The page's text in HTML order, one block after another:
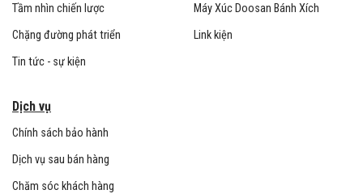
Tầm nhìn chiến lược
Chặng đường phát triển
Tin tức - sự kiện
Máy Xúc Doosan Bánh Xích
Link kiện
Dịch vụ
Chính sách bảo hành
Dịch vụ sau bán hàng
Chăm sóc khách hàng